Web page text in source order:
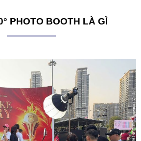
PHOTO BOOTH LÀ GÌ